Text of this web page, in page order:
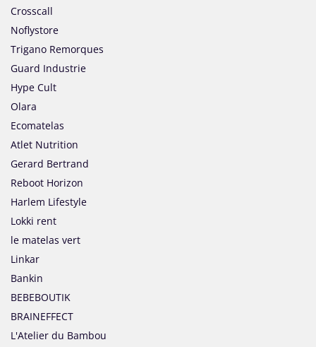
Crosscall
Noflystore
Trigano Remorques
Guard Industrie
Hype Cult
Olara
Ecomatelas
Atlet Nutrition
Gerard Bertrand
Reboot Horizon
Harlem Lifestyle
Lokki rent
le matelas vert
Linkar
Bankin
BEBEBOUTIK
BRAINEFFECT
L'Atelier du Bambou